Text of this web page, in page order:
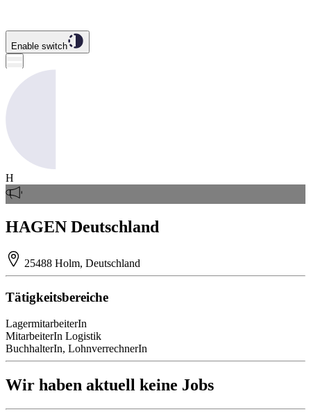
Enable switch
H
HAGEN Deutschland
25488 Holm, Deutschland
Tätigkeitsbereiche
LagermitarbeiterIn
MitarbeiterIn Logistik
BuchhalterIn, LohnverrechnerIn
Wir haben aktuell keine Jobs